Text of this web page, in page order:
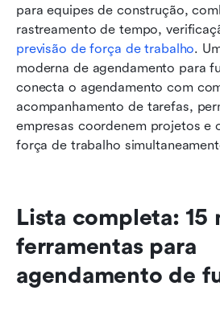
para equipes de construção,
previsão de força de trabalho.
moderna de agendamento para
conecta o agendamento com
acompanhamento de tarefas,
empresas coordenem projetos e
força de trabalho
Lista completa: 15
ferramentas para
agendamento de